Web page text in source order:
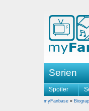
Serien
Spoiler
myFanbase »